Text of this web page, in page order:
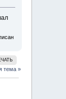
тема »